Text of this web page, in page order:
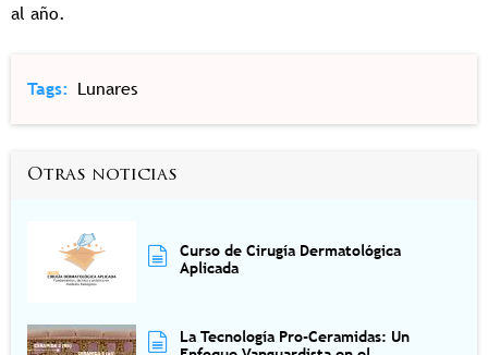
al año.
Tags Lunares
Otras noticias
Curso de Cirugía Dermatológica
Aplicada
La Tecnología Pro-Ceramidas: Un